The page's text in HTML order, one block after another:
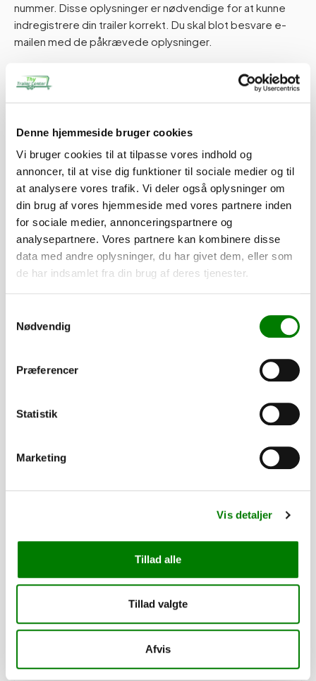
Denne hjemmeside bruger cookies
Vi bruger cookies til at tilpasse vores indhold og
annoncer, til at vise dig funktioner til sociale medier og til
at analysere vores trafik. Vi deler også oplysninger om
din brug af vores hjemmeside med vores partnere inden
for sociale medier, annonceringspartnere og
analysepartnere. Vores partnere kan kombinere disse
data med andre oplysninger, du har givet dem, eller som
de har indsamlet fra din brug af deres tjenester.
Nødvendig
Præferencer
Statistik
Marketing
Vis detaljer
Tillad alle
Tillad valgte
Afvis
nummer. Disse oplysninger er nødvendige for at kunne
indregistrere din trailer korrekt. Du skal blot besvare e-
mailen med de påkrævede oplysninger.
Hvis du har spørgsmål, er du naturligvis altid velkommen til
at kontakte os.
Tilføj til kurv
Tilvalg
Tilpas din trailer efter dine behov. Alle dele er som standard
monteret, mens presenninger og lignende leveres løst.
Kantsæt komplet for 1317C4/C5 - lgd-
ekskl. moms
u/stanglås/hængsler
SKU: 40333
− +
4.880,00
13,00kr.
10,40kr. ekskl. moms